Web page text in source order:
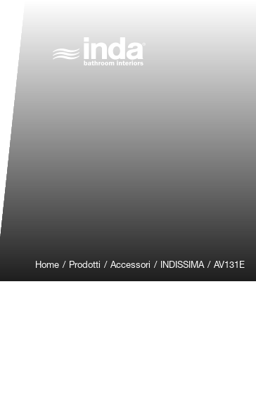
Home / Prodotti / Accessori / INDISSIMA / AV131E